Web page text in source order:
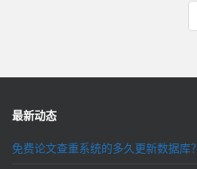
最新动态
免费论文查重系统的多久更新数据库？